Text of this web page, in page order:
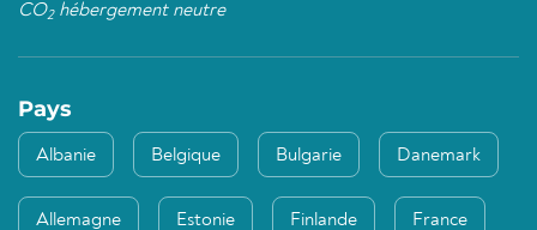
CO2hébergement neutre
Pays
Albanie Belgique Bulgarie Danemark
Allemagne Estonie Finlande France